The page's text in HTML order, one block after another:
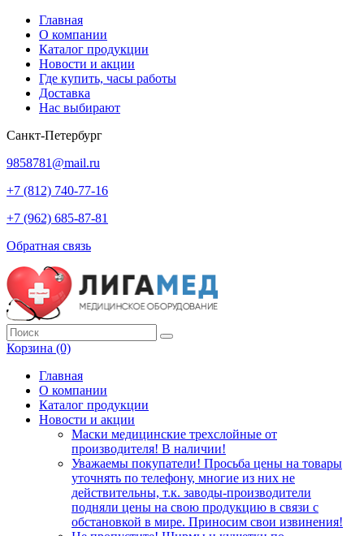
Главная
О компании
Каталог продукции
Новости и акции
Где купить, часы работы
Доставка
Нас выбирают
Санкт-Петербург
9858781@mail.ru
+7 (812) 740-77-16
+7 (962) 685-87-81
Обратная связь
Корзина (0)
Главная
О компании
Каталог продукции
Новости и акции
Маски медицинские трехслойные от
производителя! В наличии!
Уважаемы покупатели! Просьба цены на товары
уточнять по телефону, многие из них не
действительны, т.к. заводы-производители
подняли цены на свою продукцию в связи с
обстановкой в мире. Приносим свои извинения!